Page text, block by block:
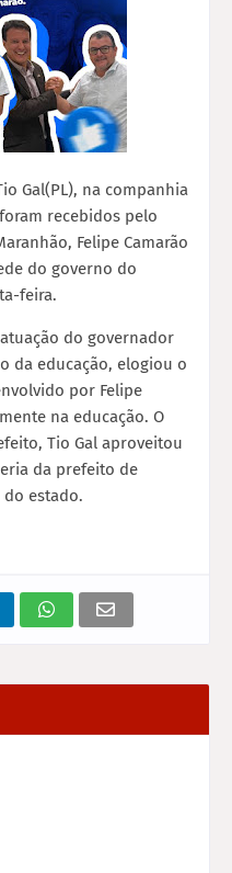
Gal(PL), na companhia
recebidos pelo
Felipe Camarão
do governo do
feira.
do governador
da educação, elogiou o
por Felipe
na educação. O
Tio Gal aproveitou
da prefeito de
do estado.